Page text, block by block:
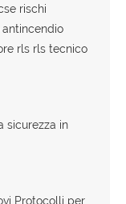
rischi
rls rls tecnico
sicurezza in
Protocolli per